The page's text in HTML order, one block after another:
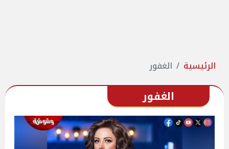
الرئيسية الغفور
الغفور